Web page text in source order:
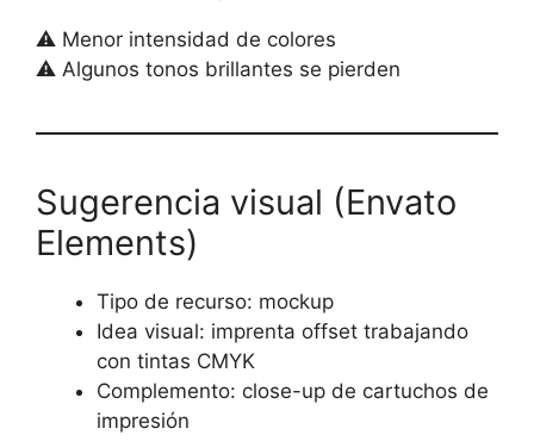
⚠️ Menor intensidad de colores
⚠️ Algunos tonos brillantes se pierden
Sugerencia visual (Envato
Elements)
Tipo de recurso: mockup
Idea visual: imprenta offset trabajando
con tintas CMYK
Complemento: close-up de cartuchos de
impresión